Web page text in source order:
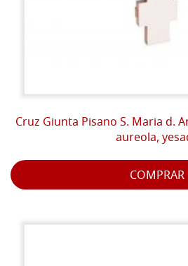
Cruz Giunta Pisano S. Maria d.
aureola,
COMPRAR